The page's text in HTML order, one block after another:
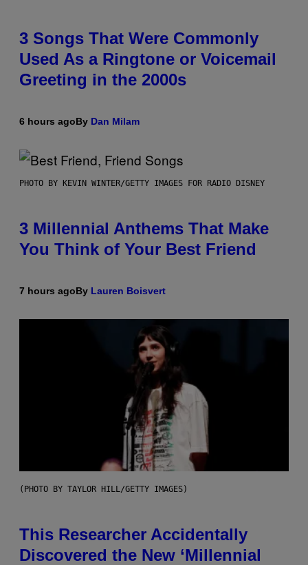
3 Songs That Were Commonly
Used As a Ringtone or Voicemail
Greeting in the 2000s
6 hours agoBy Dan Milam
PHOTO BY KEVIN WINTER/GETTY IMAGES FOR RADIO DISNEY
3 Millennial Anthems That Make
You Think of Your Best Friend
7 hours agoBy Lauren Boisvert
(PHOTO BY TAYLOR HILL/GETTY IMAGES)
This Researcher Accidentally
Discovered the New ‘Millennial